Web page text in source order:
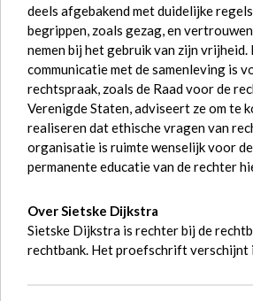
deels afgebakend met duidelijke
begrippen, zoals gezag, en
nemen bij het gebruik van zijn
communicatie met de samenleving is
rechtspraak, zoals de Raad voor de
Verenigde Staten, adviseert ze om te
realiseren dat ethische vragen van
organisatie is ruimte wenselijk voor
permanente educatie van de rechter
Over Sietske Dijkstra
Sietske Dijkstra is rechter bij de
rechtbank. Het proefschrift verschijnt